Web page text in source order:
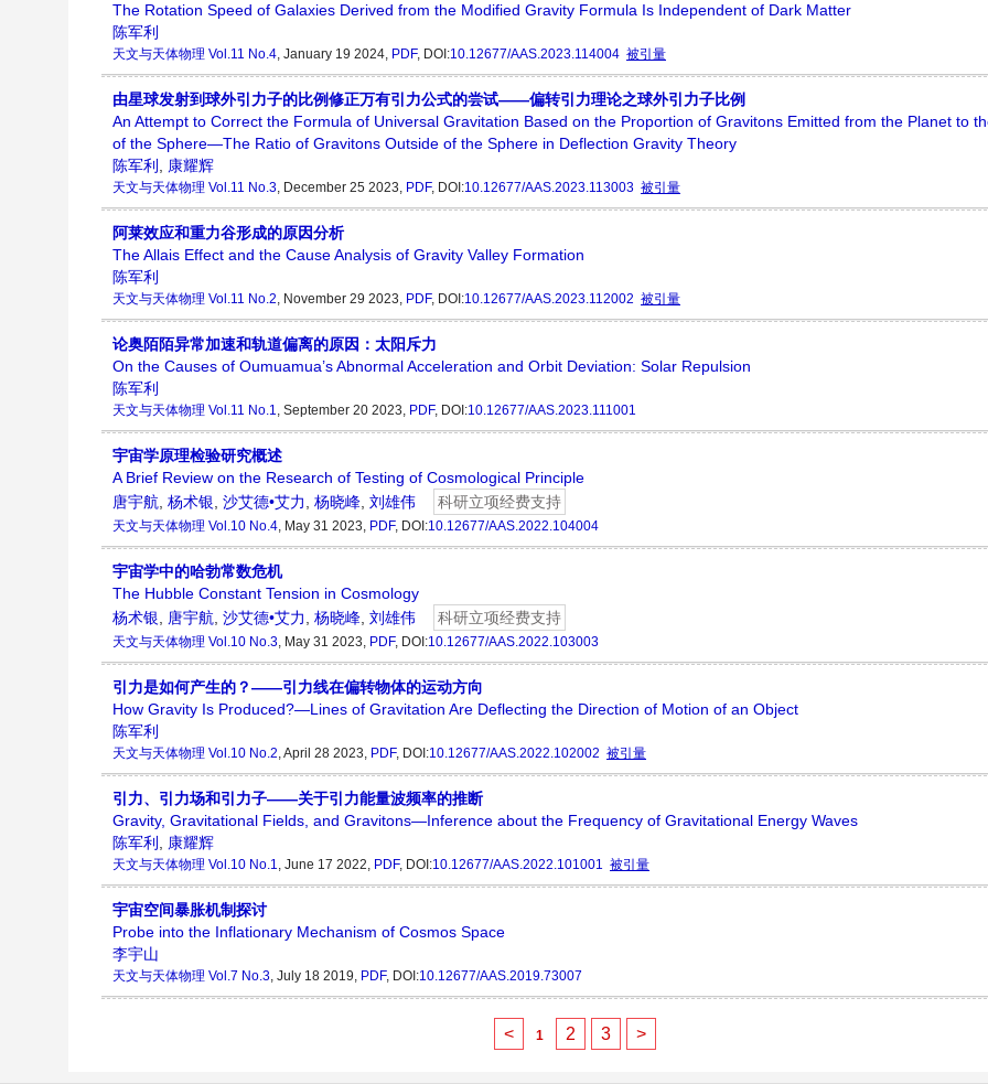
The Rotation Speed of Galaxies Derived from the Modified Gravity Formula Is Independent of Dark Matter
陈军利
天文与天体物理 Vol.11 No.4, January 19 2024, PDF, DOI:10.12677/AAS.2023.114004 被引量
由星球发射到球外引力子的比例修正万有引力公式的尝试——偏转引力理论之球外引力子比例
An Attempt to Correct the Formula of Universal Gravitation Based on the Proportion of Gravitons Emitted from the Planet to
of the Sphere—The Ratio of Gravitons Outside of the Sphere in Deflection Gravity Theory
陈军利 , 康耀辉
天文与天体物理 Vol.11 No.3, December 25 2023, PDF, DOI:10.12677/AAS.2023.113003 被引量
阿莱效应和重力谷形成的原因分析
The Allais Effect and the Cause Analysis of Gravity Valley Formation
陈军利
天文与天体物理 Vol.11 No.2, November 29 2023, PDF, DOI:10.12677/AAS.2023.112002 被引量
论奥陌陌异常加速和轨道偏离的原因：太阳斥力
On the Causes of Oumuamua’s Abnormal Acceleration and Orbit Deviation: Solar Repulsion
陈军利
天文与天体物理 Vol.11 No.1, September 20 2023, PDF, DOI:10.12677/AAS.2023.111001
宇宙学原理检验研究概述
A Brief Review on the Research of Testing of Cosmological Principle
唐宇航, 杨术银, 沙艾德•艾力, 杨晓峰, 刘雄伟 科研立项经费支持
天文与天体物理 Vol.10 No.4, May 31 2023, PDF, DOI:10.12677/AAS.2022.104004
宇宙学中的哈勃常数危机
The Hubble Constant Tension in Cosmology
杨术银, 唐宇航, 沙艾德•艾力, 杨晓峰, 刘雄伟 科研立项经费支持
天文与天体物理 Vol.10 No.3, May 31 2023, PDF, DOI:10.12677/AAS.2022.103003
引力是如何产生的？——引力线在偏转物体的运动方向
How Gravity Is Produced?—Lines of Gravitation Are Deflecting the Direction of Motion of an Object
陈军利
天文与天体物理 Vol.10 No.2, April 28 2023, PDF, DOI:10.12677/AAS.2022.102002 被引量
引力、引力场和引力子——关于引力能量波频率的推断
Gravity, Gravitational Fields, and Gravitons—Inference about the Frequency of Gravitational Energy Waves
陈军利 , 康耀辉
天文与天体物理 Vol.10 No.1, June 17 2022, PDF, DOI:10.12677/AAS.2022.101001 被引量
宇宙空间暴胀机制探讨
Probe into the Inflationary Mechanism of Cosmos Space
李宇山
天文与天体物理 Vol.7 No.3, July 18 2019, PDF, DOI:10.12677/AAS.2019.73007
< 1 2 3 >